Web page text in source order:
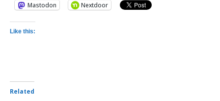
Mastodon
Nextdoor
Like this:
Related